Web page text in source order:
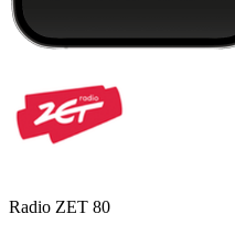
Radio ZET 80